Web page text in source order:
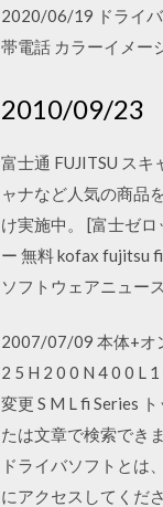
2020/06/19 ドライ
帯電話 カラーイメー
2010/09/23
富士通 FUJITSU ス
ャナなど人気の商品
け実施中。 [富士ゼ
ー 無料 kofax fujitsu
ソフトウェアニュー
2007/07/09 本体+オ
2 5 H 2 0 0 N 4 0 0 L
変更 S M L fi Series
たは文章で検索でき
ドライバソフトとは
にアクセスしてくだ